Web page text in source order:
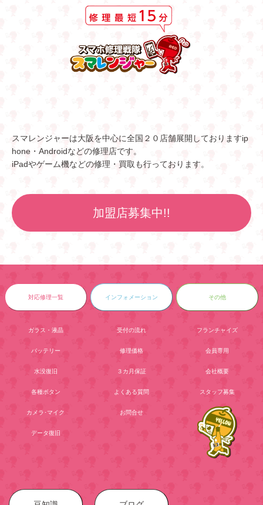
スマレンジャーは大阪を中心に全国２０店舗展開しておりますip
hone・Androidなどの修理店です。
iPadやゲーム機などの修理・買取も行っております。
加盟店募集中!!
対応修理一覧
ガラス・液晶
バッテリー
水没復旧
各種ボタン
カメラ･マイク
データ復旧
インフォメーション
受付の流れ
修理価格
３カ月保証
よくある質問
お問合せ
その他
フランチャイズ
会員専用
会社概要
スタッフ募集